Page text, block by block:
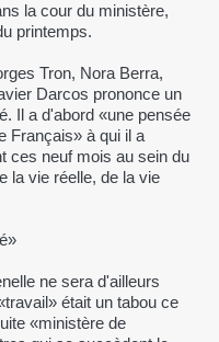
la cour du ministère,
printemps.
Tron, Nora Berra,
Darcos prononce un
Il a d'abord «une pensée
Français» à qui il a
ces neuf mois au sein du
la vie réelle, de la vie
ne sera d'ailleurs
était un tabou ce
«ministère de